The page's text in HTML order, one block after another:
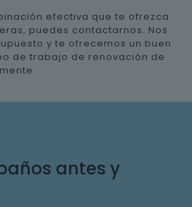
efectiva que te ofrezca
puedes contactarnos. Nos
y te ofrecemos un buen
de trabajo de renovación de
antes y